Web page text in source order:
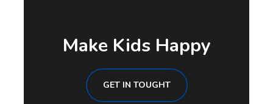
Make Kids Happy
GET IN TOUGHT